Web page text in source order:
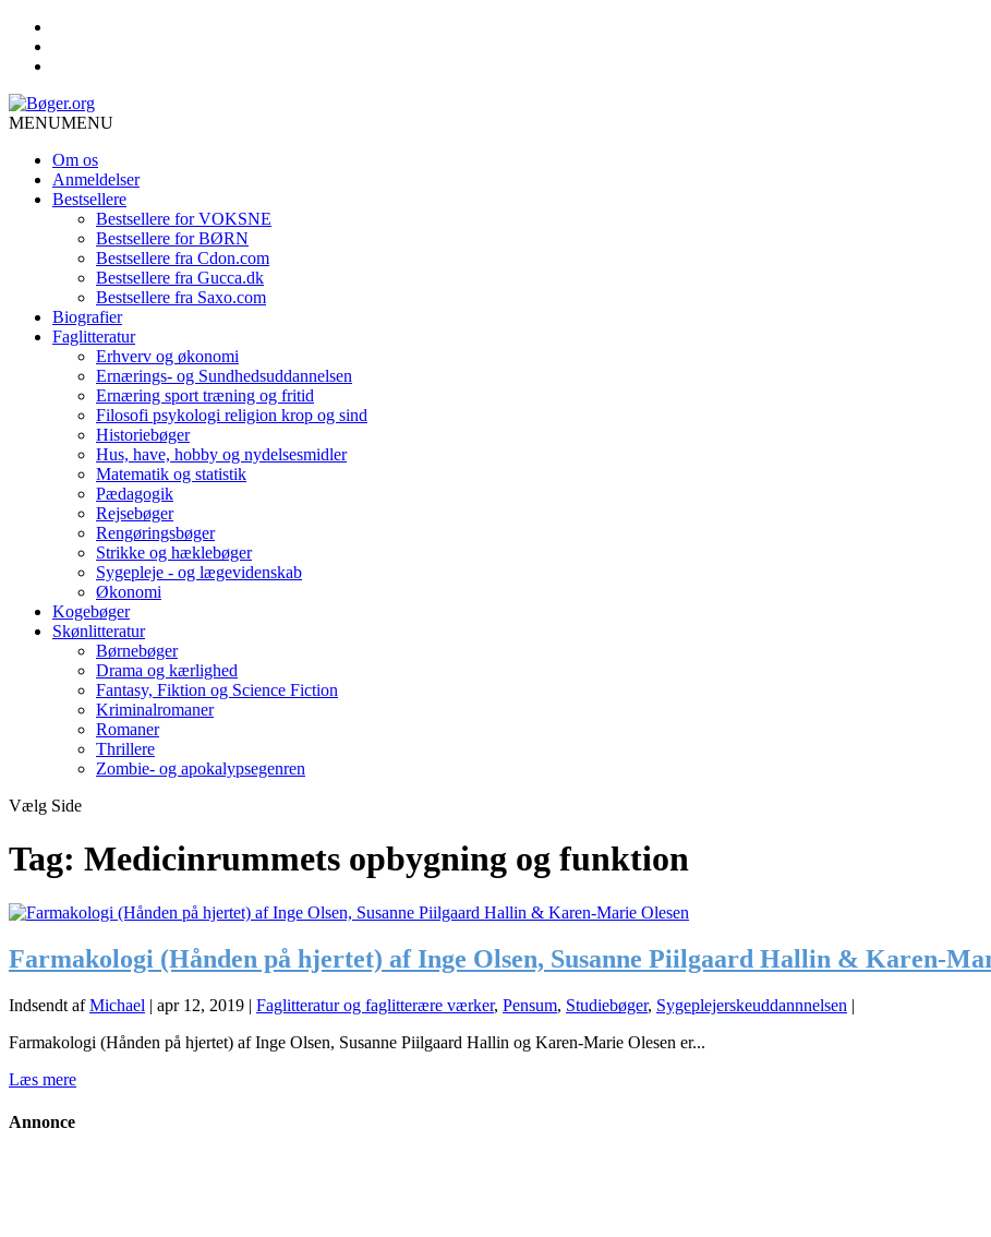
MENUMENU
Om os
Anmeldelser
Bestsellere
Bestsellere for VOKSNE
Bestsellere for BØRN
Bestsellere fra Cdon.com
Bestsellere fra Gucca.dk
Bestsellere fra Saxo.com
Biografier
Faglitteratur
Erhverv og økonomi
Ernærings- og Sundhedsuddannelsen
Ernæring sport træning og fritid
Filosofi psykologi religion krop og sind
Historiebøger
Hus, have, hobby og nydelsesmidler
Matematik og statistik
Pædagogik
Rejsebøger
Rengøringsbøger
Strikke og hæklebøger
Sygepleje - og lægevidenskab
Økonomi
Kogebøger
Skønlitteratur
Børnebøger
Drama og kærlighed
Fantasy, Fiktion og Science Fiction
Kriminalromaner
Romaner
Thrillere
Zombie- og apokalypsegenren
Vælg Side
Tag: Medicinrummets opbygning og funktion
Farmakologi (Hånden på hjertet) af Inge Olsen, Susanne Piilgaard Hallin & Karen-
Indsendt afMichael | apr 12, 2019 | Faglitteratur og faglitterære værker, Pensum, Studiebøger, Sygeplejerskeuddannnelsen |
Farmakologi (Hånden på hjertet) af Inge Olsen, Susanne Piilgaard Hallin og Karen-Marie Olesen er...
Læs mere
Annonce